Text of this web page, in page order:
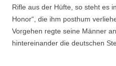
Rifle aus der Hüfte, so steht es
Honor“, die ihm posthum
Vorgehen regte seine Männer
hintereinander die deutschen